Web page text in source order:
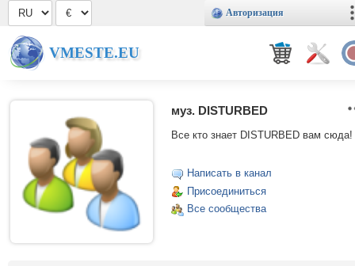
Авторизация
VMESTE.EU
муз. DISTURBED
Все кто знает DISTURBED вам сюда!
Написать в канал
Присоединиться
Все сообщества